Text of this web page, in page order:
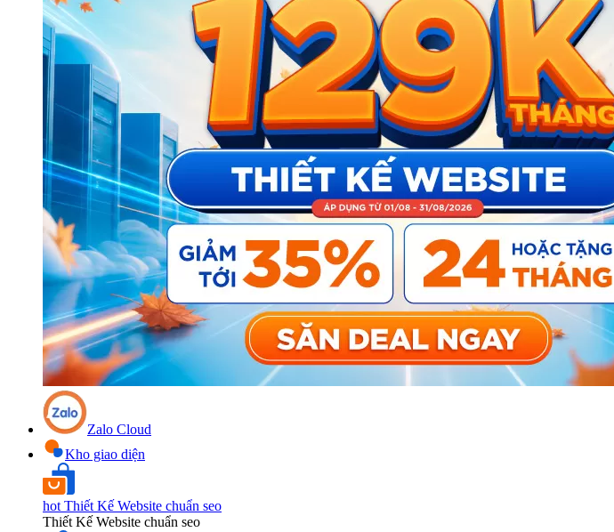
Zalo Cloud
Kho giao diện
hot Thiết Kế Website chuẩn seo
Thiết Kế Website chuẩn seo